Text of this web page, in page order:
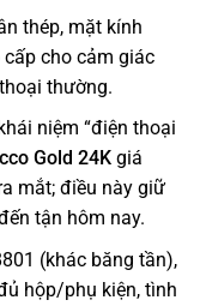
thép, mặt kính
cấp cho cảm giác
thường.
niệm “điện thoại
Gold 24Kgiá
mắt; điều này giữ
tận hôm nay.
(khác băng tần),
hộp/phụ kiện, tình